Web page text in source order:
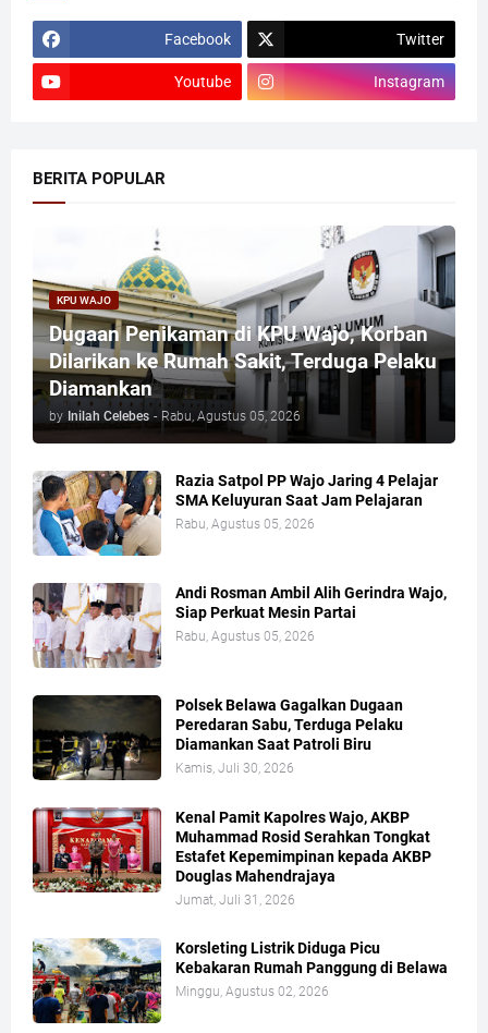
Facebook Twitter
Youtube Instagram
BERITA POPULAR
KPU WAJO
Dugaan Penikaman di KPU Wajo, Korban
Dilarikan ke Rumah Sakit, Terduga Pelaku
Diamankan
by Inilah Celebes - Rabu, Agustus 05, 2026
Razia Satpol PP Wajo Jaring 4 Pelajar
SMA Keluyuran Saat Jam Pelajaran
Rabu, Agustus 05, 2026
Andi Rosman Ambil Alih Gerindra Wajo,
Siap Perkuat Mesin Partai
Rabu, Agustus 05, 2026
Polsek Belawa Gagalkan Dugaan
Peredaran Sabu, Terduga Pelaku
Diamankan Saat Patroli Biru
Kamis, Juli 30, 2026
Kenal Pamit Kapolres Wajo, AKBP
Muhammad Rosid Serahkan Tongkat
Estafet Kepemimpinan kepada AKBP
Douglas Mahendrajaya
Jumat, Juli 31, 2026
Korsleting Listrik Diduga Picu
Kebakaran Rumah Panggung di Belawa
Minggu, Agustus 02, 2026